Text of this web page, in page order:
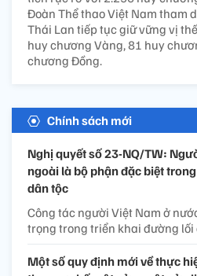
Đoàn Thể thao Việt Nam tham
Thái Lan tiếp tục giữ vững vị
huy chương Vàng, 81 huy
chương Đồng.
Chính sách mới
Nghị quyết số 23-NQ/TW:
ngoài là bộ phận đặc biệt
dân tộc
Công tác người Việt Nam ở
trọng trong triển khai đường
Một số quy định mới về thực